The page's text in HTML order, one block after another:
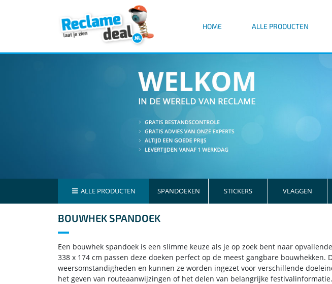
HOME ALLE PRODUCTEN
ALLE PRODUCTEN SPANDOEKEN STICKERS VLAGGEN
BOUWHEK SPANDOEK
Een bouwhek spandoek is een slimme keuze als je op zoek bent naar
338 x 174 cm passen deze doeken perfect op de meest gangbare
weersomstandigheden en kunnen ze worden ingezet voor verschillende
het geven van routeaanwijzingen of het delen van belangrijke festivalinformatie.